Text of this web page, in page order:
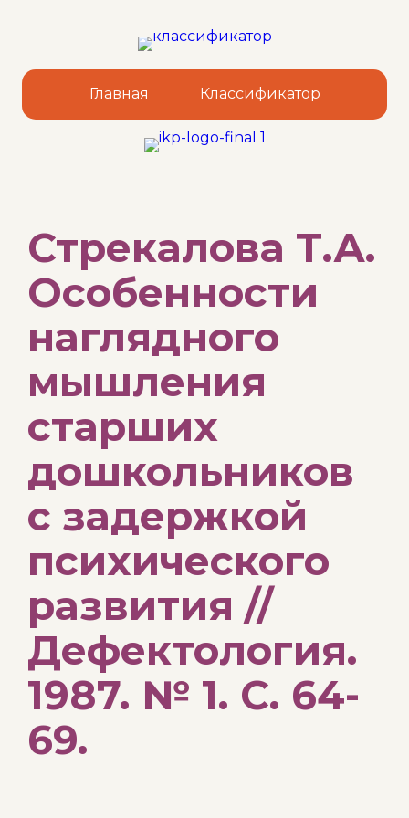
Главная Классификатор
Стрекалова Т.А.
Особенности
наглядного
мышления
старших
дошкольников
с задержкой
психического
развития //
Дефектология.
1987. № 1. С. 64-
69.